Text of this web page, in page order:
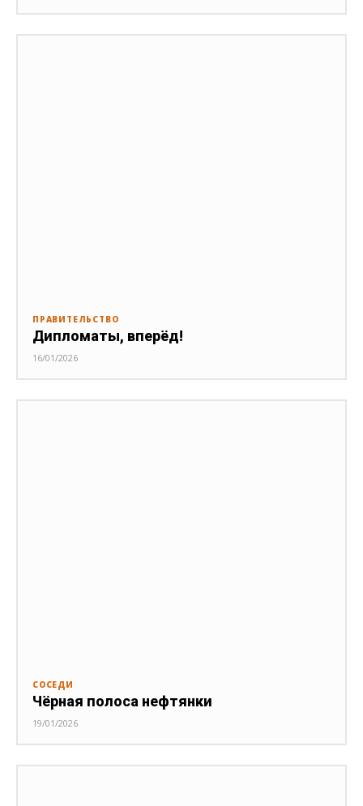
ПРАВИТЕЛЬСТВО
Дипломаты, вперёд!
16/01/2026
СОСЕДИ
Чёрная полоса нефтянки
19/01/2026